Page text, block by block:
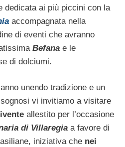
dedicata ai più piccini con la
accompagnata nella
di eventi che avranno
Befana e le
di dolciumi.
unendo tradizione e un
vi invitiamo a visitare
allestito per l’occasione
di Villaregia a favore di
iniziativa che nei